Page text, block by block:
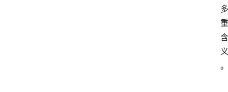
多
重
含
义
。